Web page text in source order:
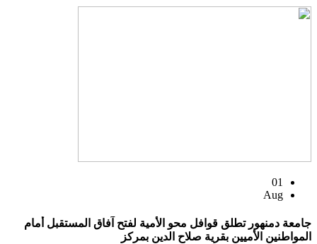
01
Aug
جامعة دمنهور تطلق قوافل محو الأمية لفتح آفاق المستقبل أمام
المواطنين الأميين بقرية صلاح الدين بمركز